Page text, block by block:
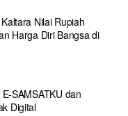
Nilai Rupiah
Harga Diri Bangsa di
SAMSATKU dan
Digital